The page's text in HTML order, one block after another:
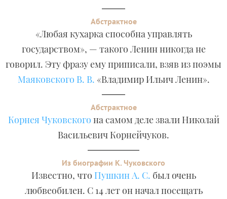
Абстрактное
«Любая кухарка способна управлять
государством», — такого Ленин никогда не
говорил. Эту фразу ему приписали, взяв из поэмы
Маяковского В. В. «Владимир Ильич Ленин».
Абстрактное
Корнея Чуковского на самом деле звали Николай
Васильевич Корнейчуков.
Из биографии К. Чуковского
Известно, что Пушкин А. С. был очень
любвеобилен. С 14 лет он начал посещать